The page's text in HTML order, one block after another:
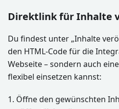
Direktlinkfür Inhalte
Du findest unter „Inhalte
den HTML-Code für die
Webseite – sondern auch
flexibel einsetzen kannst:
1. Öffne den gewünschten